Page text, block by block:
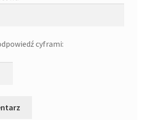
cyframi: